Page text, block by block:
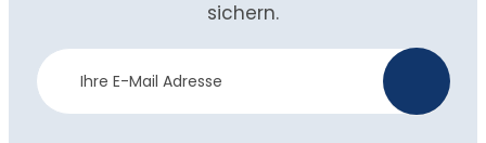
sichern.
Newsletter
Anmeldung